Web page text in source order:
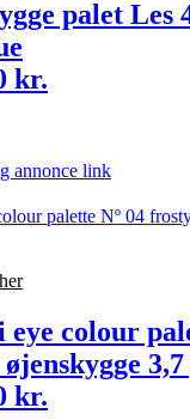
palet Les
kr.
annonce link
eye colour
3,7
kr.